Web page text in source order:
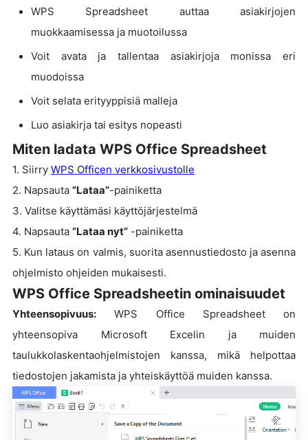
WPS Spreadsheet auttaa asiakirjojen
muokkaamisessa ja muotoilussa
Voit avata ja tallentaa asiakirjoja monissa eri
muodoissa
Voit selata erityyppisiä malleja
Luo asiakirja tai esitys nopeasti
Miten ladata WPS Office Spreadsheet
1. Siirry WPS Officen verkkosivustolle
2. Napsauta ”Lataa”-painiketta
3. Valitse käyttämäsi käyttöjärjestelmä
4. Napsauta ”Lataa nyt” -painiketta
5. Kun lataus on valmis, suorita asennustiedosto ja asenna
ohjelmisto ohjeiden mukaisesti.
WPS Office Spreadsheetin ominaisuudet
Yhteensopivuus: WPS Office Spreadsheet on
yhteensopiva Microsoft Excelin ja muiden
taulukkolaskentaohjelmistojen kanssa, mikä helpottaa
tiedostojen jakamista ja yhteiskäyttöä muiden kanssa.